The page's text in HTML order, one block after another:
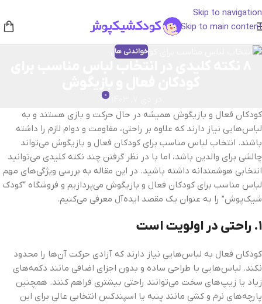
Skip to navigation
Skip to main content
خواندنی ها
0
کودکان فعال و بازیگوش همیشه در حال حرکت و بازی هستند و به
لباس‌هایی نیاز دارند که علاوه بر راحتی، مقاومت و دوام لازم را داشته
باشند. انتخاب لباس مناسب برای کودکان فعال و بازیگوش می‌تواند
چالشی برای والدین باشد، اما با در نظر گرفتن چند نکته کلیدی می‌توانید
انتخابی هوشمندانه داشته باشید. در این مقاله به بررسی ویژگی‌های مهم
لباس مناسب برای کودکان فعال و بازیگوش می‌پردازیم و فروشگاه “کودک
شیک‌پوش” را به عنوان یک مقصد ایده‌آل معرفی می‌کنیم.
۱. راحتی در اولویت است
کودکان فعال به لباس‌هایی نیاز دارند که آزادی حرکت آن‌ها را محدود
نکند. لباس‌هایی با طراحی ساده و بدون اجزای اضافی مانند دکمه‌های
زیاد یا زیپ‌های سخت می‌توانند راحتی بیشتری فراهم کنند. همچنین
پارچه‌های نرم و کشی مانند پنبه یا اسپندکس انتخابی عالی برای این